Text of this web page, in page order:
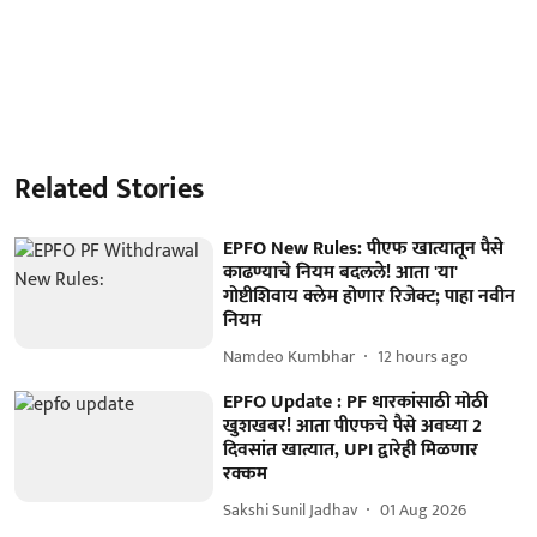
Related Stories
EPFO New Rules: पीएफ खात्यातून पैसे
काढण्याचे नियम बदलले! आता 'या'
गोष्टीशिवाय क्लेम होणार रिजेक्ट; पाहा नवीन
नियम
Namdeo Kumbhar 12 hours ago
EPFO Update : PF धारकांसाठी मोठी
खुशखबर! आता पीएफचे पैसे अवघ्या 2
दिवसांत खात्यात, UPI द्वारेही मिळणार
रक्कम
Sakshi Sunil Jadhav 01 Aug 2026